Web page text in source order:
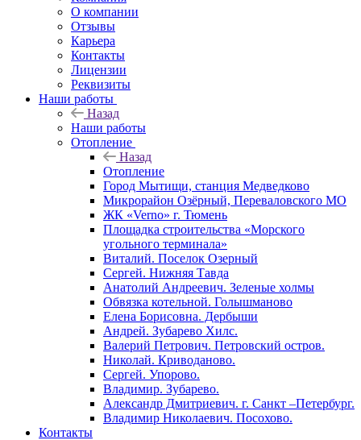
О компании
Отзывы
Карьера
Контакты
Лицензии
Реквизиты
Наши работы
Назад
Наши работы
Отопление
Назад
Отопление
Город Мытищи, станция Медведково
Микрорайон Озёрный, Переваловского МО
ЖК «Verno» г. Тюмень
Площадка строительства «Морского
угольного терминала»
Виталий. Поселок Озерный
Сергей. Нижняя Тавда
Анатолий Андреевич. Зеленые холмы
Обвязка котельной. Голышманово
Елена Борисовна. Дербыши
Андрей. Зубарево Хилс.
Валерий Петрович. Петровский остров.
Николай. Криводаново.
Сергей. Упорово.
Владимир. Зубарево.
Александр Дмитриевич. г. Санкт –Петербург.
Владимир Николаевич. Посохово.
Контакты